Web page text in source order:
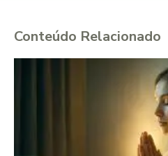
Conteúdo Relacionado